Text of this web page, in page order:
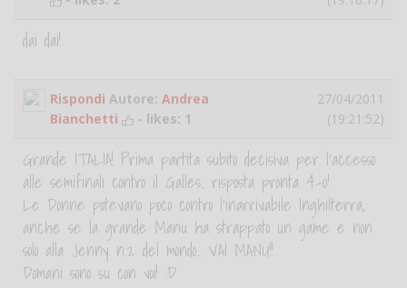
dai dai!
Rispondi Autore: Andrea
Bianchetti
- likes: 1
27/04/2011
(19:21:52)
Grande ITALIA! Prima partita subito decisiva per l'accesso
alle semifinali contro il Galles.. risposta pronta 4-0!
Le Donne potevano poco contro l'inarrivabile Inghilterra,
anche se la grande Manu ha strappato un game e non
solo alla Jenny n.2 del mondo... VAI MANU!!
Domani sono su con voi! :D